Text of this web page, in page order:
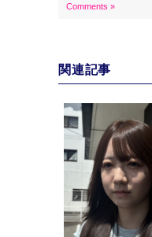
Comments »
関連記事